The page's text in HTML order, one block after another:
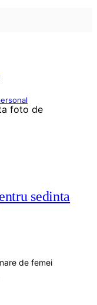
sedinta
de femei